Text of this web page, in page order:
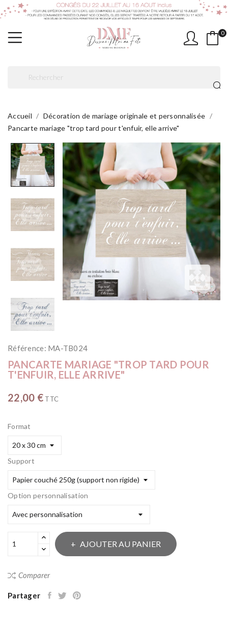
0
Accueil
Décoration de mariage originale et personnalisée
Pancarte mariage "trop tard pour t'enfuir, elle arrive"
Référence: MA-TB024
PANCARTE MARIAGE "TROP TARD POUR
T'ENFUIR, ELLE ARRIVE"
22,00 € TTC
Format
Support
Option personnalisation
AJOUTER AU PANIER
Comparer
Partager